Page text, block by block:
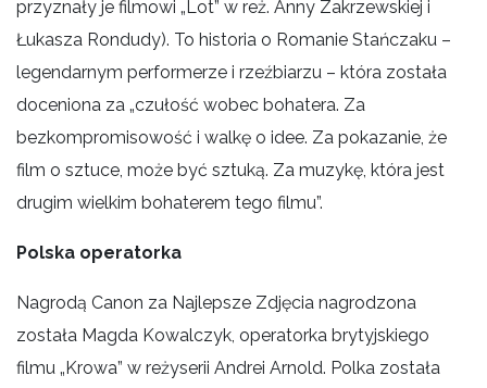
przyznały je filmowi „Lot” w reż. Anny Zakrzewskiej i
Łukasza Rondudy). To historia o Romanie Stańczaku –
legendarnym performerze i rzeźbiarzu – która została
doceniona za „czułość wobec bohatera. Za
bezkompromisowość i walkę o idee. Za pokazanie, że
film o sztuce, może być sztuką. Za muzykę, która jest
drugim wielkim bohaterem tego filmu”.
Polska operatorka
Nagrodą Canon za Najlepsze Zdjęcia nagrodzona
została Magda Kowalczyk, operatorka brytyjskiego
filmu „Krowa” w reżyserii Andrei Arnold. Polka została